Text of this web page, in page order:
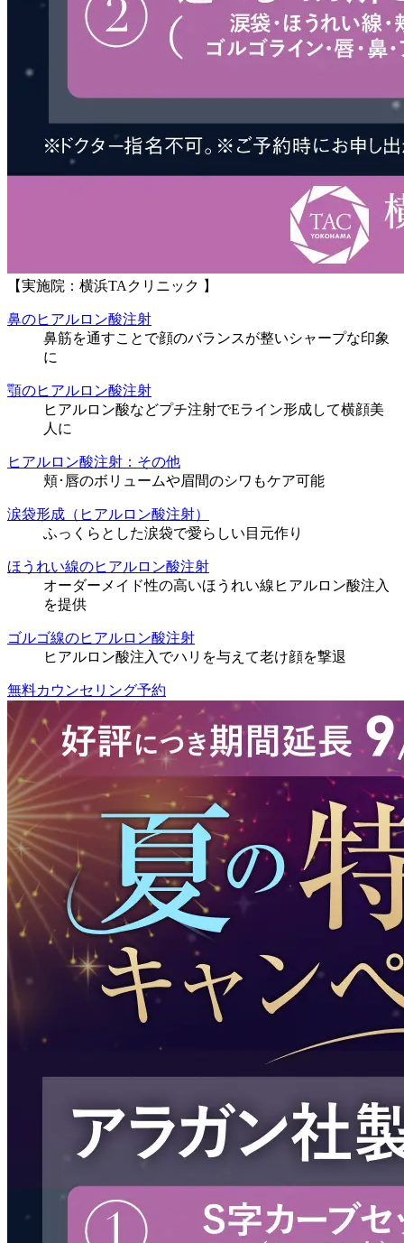
【実施院：横浜TAクリニック 】
鼻のヒアルロン酸注射
鼻筋を通すことで顔のバランスが整いシャープな印象
に
顎のヒアルロン酸注射
ヒアルロン酸などプチ注射でEライン形成して横顔美
人に
ヒアルロン酸注射：その他
頬･唇のボリュームや眉間のシワもケア可能
涙袋形成（ヒアルロン酸注射）
ふっくらとした涙袋で愛らしい目元作り
ほうれい線のヒアルロン酸注射
オーダーメイド性の高いほうれい線ヒアルロン酸注入
を提供
ゴルゴ線のヒアルロン酸注射
ヒアルロン酸注入でハリを与えて老け顔を撃退
無料カウンセリング予約